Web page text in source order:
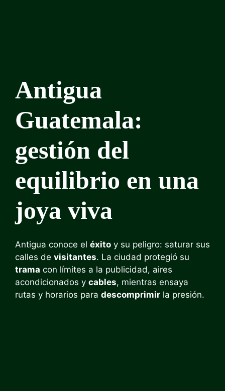
Antigua
Guatemala:
gestión del
equilibrio en una
joya viva
Antigua conoce el éxito y su peligro: saturar sus
calles de visitantes. La ciudad protegió su
trama con límites a la publicidad, aires
acondicionados y cables, mientras ensaya
rutas y horarios para descomprimir la presión.